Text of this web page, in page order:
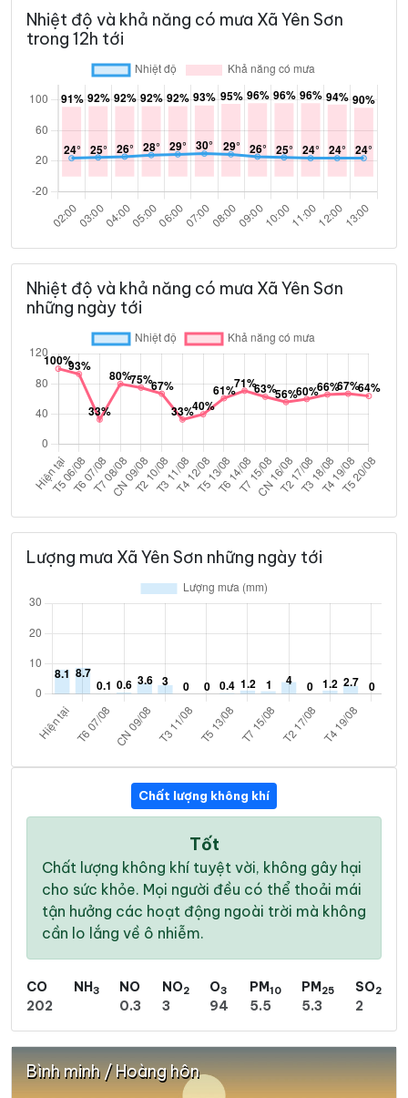
Nhiệt độ và khả năng có mưa Xã Yên Sơn
trong 12h tới
Nhiệt độ và khả năng có mưa Xã Yên Sơn
những ngày tới
Lượng mưa Xã Yên Sơn những ngày tới
Chất lượng không khí
Tốt
Chất lượng không khí tuyệt vời, không gây hại
cho sức khỏe. Mọi người đều có thể thoải mái
tận hưởng các hoạt động ngoài trời mà không
cần lo lắng về ô nhiễm.
CO
202
NH3
NO
0.3
NO2
3
O3
94
PM10
5.5
PM25
5.3
SO2
2
Bình minh / Hoàng hôn